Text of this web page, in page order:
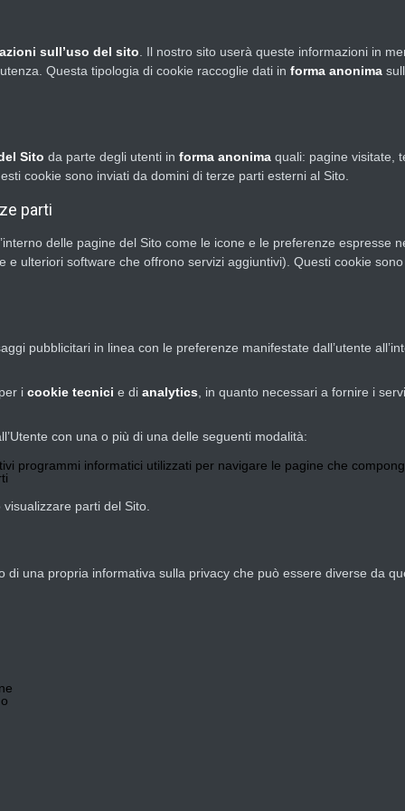
sull’uso del sito . Il nostro sito userà queste informazioni in
Questa tipologia di cookie raccoglie dati in forma anonima
Sito da parte degli utenti in forma anonima quali: pagine visitate,
cookie sono inviati da domini di terze parti esterni al Sito.
parti
delle pagine del Sito come le icone e le preferenze espresse
ulteriori software che offrono servizi aggiuntivi). Questi cookie
pubblicitari in linea con le preferenze manifestate dall’utente
i cookie tecnici e di analytics , in quanto necessari a fornire i
con una o più di una delle seguenti modalità:
programmi informatici utilizzati per navigare le pagine che
parti del Sito.
una propria informativa sulla privacy che può essere diverse da